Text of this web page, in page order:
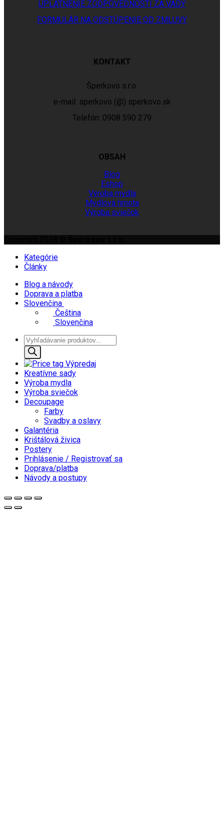
UPLATNENIE ZODPOVEDNOSTI ZA VADY
FORMULÁR NA ODSTÚPENIE OD ZMLUVY
KONTAKT
Šperkovo s.r.o.
e-mail: sperkovo (@) sperkovo.sk
Telefón: 0908 590 279
OBSAH
Blog
Eshop
Výroba mydla
Mydlová hmota
Výroba sviečok
Kategórie
Články
Blog a návody
Doprava a platba
Slovenčina
Čeština
Slovenčina
Products
search
Výpredaj
Kreatívne sady
Výroba mydla
Výroba sviečok
Decoupage
Farby
Svadby a oslavy
Galantéria
Krištálová živica
Postery
Prihlásenie / Registrovať sa
Doprava/platba
Návody a postupy